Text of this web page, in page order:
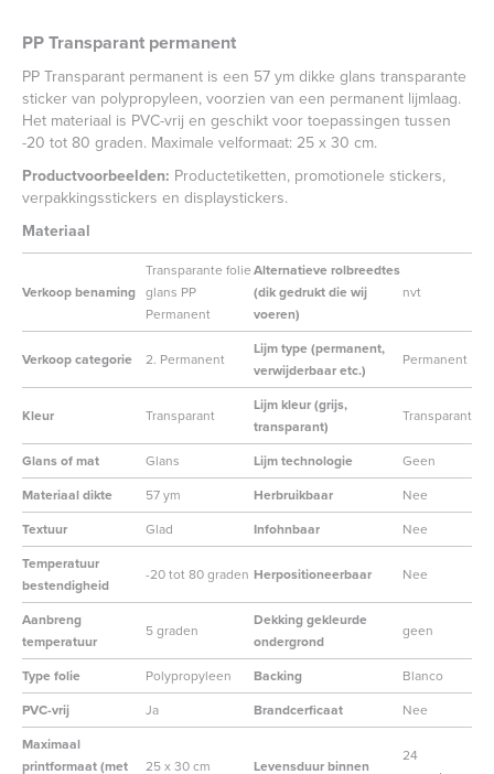
PP Transparant permanent
PP Transparant permanent is een 57 ym dikke glans transparante
sticker van polypropyleen, voorzien van een permanent lijmlaag.
Het materiaal is PVC-vrij en geschikt voor toepassingen tussen
-20 tot 80 graden. Maximale velformaat: 25 x 30 cm.
Productvoorbeelden: Productetiketten, promotionele stickers,
verpakkingsstickers en displaystickers.
Materiaal
Verkoop benaming
Transparante folie
glans PP
Permanent
Alternatieve rolbreedtes
(dik gedrukt die wij
voeren)
nvt
Verkoop categorie 2. Permanent
Lijm type (permanent,
verwijderbaar etc.)
Permanent
Kleur Transparant
Lijm kleur (grijs,
transparant)
Transparant
Glans of mat Glans Lijm technologie
Geen
Materiaal dikte
57 ym Herbruikbaar
Nee
Textuur
Glad Infohnbaar
Nee
Temperatuur
bestendigheid
-20 tot 80 graden Herpositioneerbaar Nee
Aanbreng
temperatuur
5 graden
Dekking gekleurde
ondergrond
geen
Type folie Polypropyleen Backing
Blanco
PVC-vrij
Ja Brandcerficaat
Nee
Maximaal
printformaat (met
25 x 30 cm Levensduur binnen
24